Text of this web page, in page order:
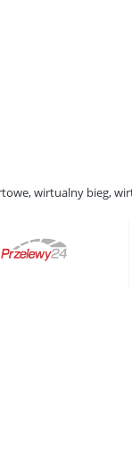
wirtualny bieg,